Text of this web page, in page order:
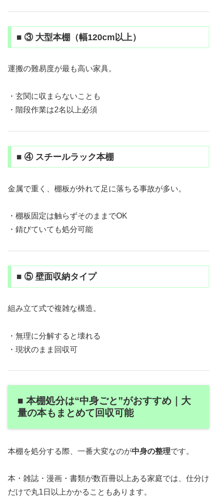
■ ③ 大型本棚（幅120cm以上）
運搬の難易度が最も高い家具。
・玄関に収まらないことも
・階段作業は2名以上必須
■ ④ スチールラック本棚
金属で重く、棚板が外れて足に落ちる事故が多い。
・棚板固定は触らずそのままでOK
・錆びていても処分可能
■ ⑤ 壁面収納タイプ
組み立て式で複雑な構造。
・無理に分解すると壊れる
・現状のまま回収可
■ 本棚処分は“中身ごと”がおすすめ｜大
量の本もまとめて回収可能
本棚を処分する際、一番大変なのが中身の整理です。
本・雑誌・漫画・書類が数百冊以上ある家庭では、仕分け
だけで丸1日以上かかることもあります。